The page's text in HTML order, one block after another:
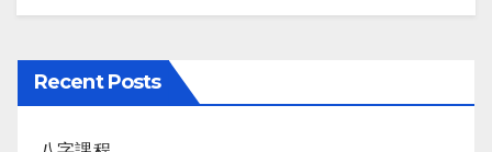
Recent Posts